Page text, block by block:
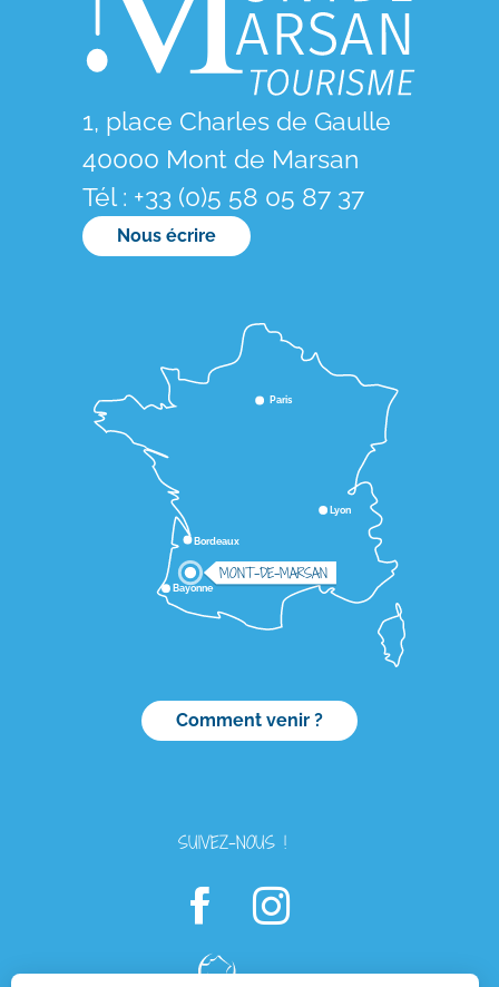
1, place Charles de Gaulle
40000 Mont de Marsan
Tél : +33 (0)5 58 05 87 37
Nous écrire
Lyon
Bordeaux
Paris
Bayonne
MONT-DE-MARSAN
Comment venir ?
SUIVEZ-NOUS !